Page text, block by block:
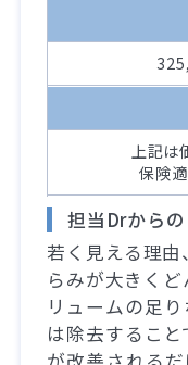
上記は
保険
担当Drから
若く見える理
らみが大きく
リュームの足
は除去するこ